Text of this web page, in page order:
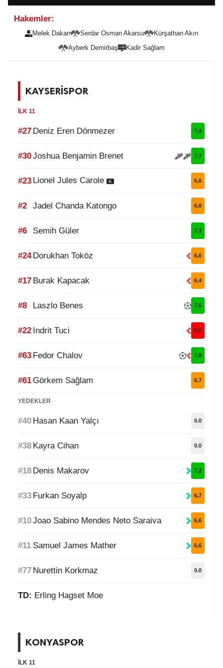
Hakemler:
Melek Dakan Serdar Osman Akarsu
Kürşathan Akın
Ayberk Demirbaş
Kadir Sağlam
KAYSERİSPOR
İLK 11
#27 Deniz Eren Dönmezer 7,4
#30Joshua Benjamin Brenet 7,7
#23 Lionel Jules Carole K 6,6
#2 Jadel Chanda Katongo 6,8
#6 Semih Güler 7,3
#24 Dorukhan Toköz 6,6
#17 Burak Kapacak 6,4
#8 Laszlo Benes 7,5
#22 Indrit Tuci 6,0
#63 Fedor Chalov 7,8
#61Görkem Sağlam 6,7
YEDEKLER
#40 Hasan Kaan Yalçı 0.0
#38 Kayra Cihan 0.0
#18 Denis Makarov 7,2
#33 Furkan Soyalp 6,7
#10Joao Sabino Mendes Neto Saraiva 6,6
#11 Samuel James Mather 6,6
#77 Nurettin Korkmaz 0.0
TD: Erling Hagset Moe
KONYASPOR
İLK 11